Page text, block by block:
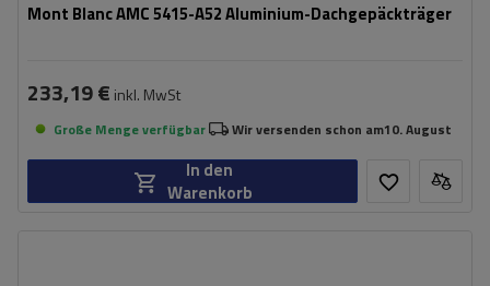
Mont Blanc AMC 5415-A52 Aluminium-Dachgepäckträger
233,19 € inkl. MwSt
Große Menge verfügbar Wir versenden schon am10. August
In den
Warenkorb